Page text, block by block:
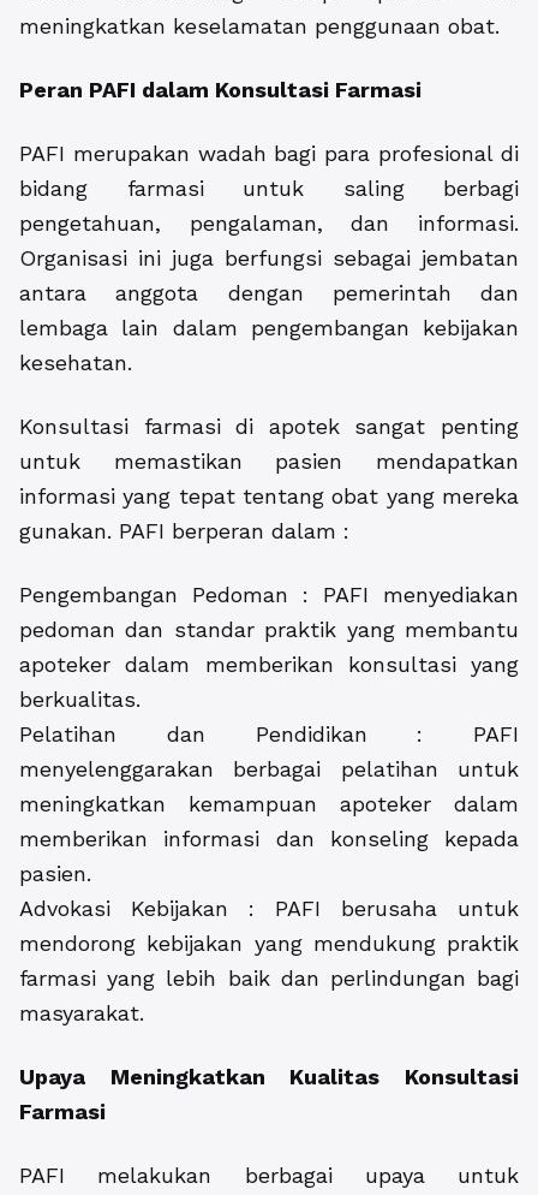
meningkatkan keselamatan penggunaan obat.
Peran PAFI dalam Konsultasi Farmasi
PAFI merupakan wadah bagi para profesional di
bidang farmasi untuk saling berbagi
pengetahuan, pengalaman, dan informasi.
Organisasi ini juga berfungsi sebagai jembatan
antara anggota dengan pemerintah dan
lembaga lain dalam pengembangan kebijakan
kesehatan.
Konsultasi farmasi di apotek sangat penting
untuk memastikan pasien mendapatkan
informasi yang tepat tentang obat yang mereka
gunakan. PAFI berperan dalam :
Pengembangan Pedoman : PAFI menyediakan
pedoman dan standar praktik yang membantu
apoteker dalam memberikan konsultasi yang
berkualitas.
Pelatihan dan Pendidikan : PAFI
menyelenggarakan berbagai pelatihan untuk
meningkatkan kemampuan apoteker dalam
memberikan informasi dan konseling kepada
pasien.
Advokasi Kebijakan : PAFI berusaha untuk
mendorong kebijakan yang mendukung praktik
farmasi yang lebih baik dan perlindungan bagi
masyarakat.
Upaya Meningkatkan Kualitas Konsultasi
Farmasi
PAFI melakukan berbagai upaya untuk